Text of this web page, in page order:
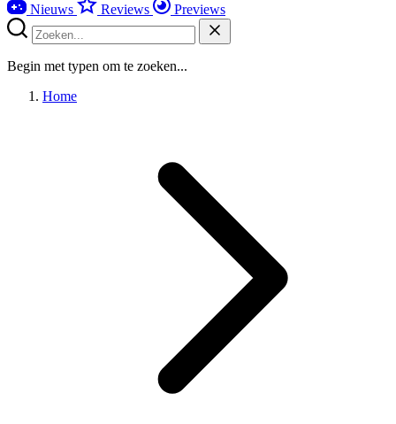
Nieuws
Reviews Previews
Begin met typen om te zoeken...
Home